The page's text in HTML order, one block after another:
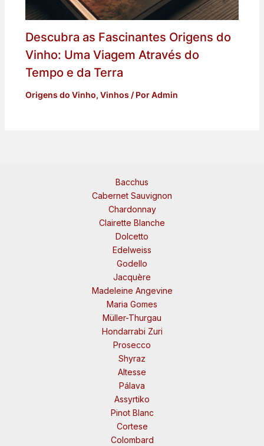
Descubra as Fascinantes Origens do
Vinho: Uma Viagem Através do
Tempo e da Terra
Origens do Vinho, Vinhos / PorAdmin
Bacchus
Cabernet Sauvignon
Chardonnay
Clairette Blanche
Dolcetto
Edelweiss
Godello
Jacquère
Madeleine Angevine
Maria Gomes
Müller-Thurgau
Hondarrabi Zuri
Prosecco
Shyraz
Altesse
Pálava
Assyrtiko
Pinot Blanc
Cortese
Colombard